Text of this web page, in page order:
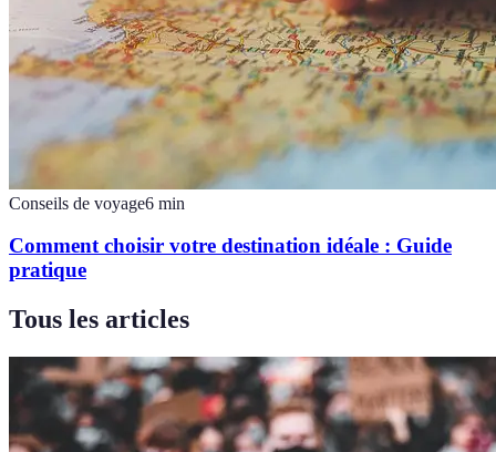
Conseils de voyage6 min
Comment choisir votre destination idéale : Guide
pratique
Tous les articles